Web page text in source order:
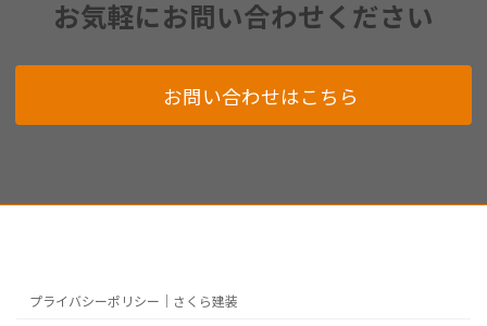
お気軽にお問い合わせください
お問い合わせはこちら
プライバシーポリシー｜さくら建装